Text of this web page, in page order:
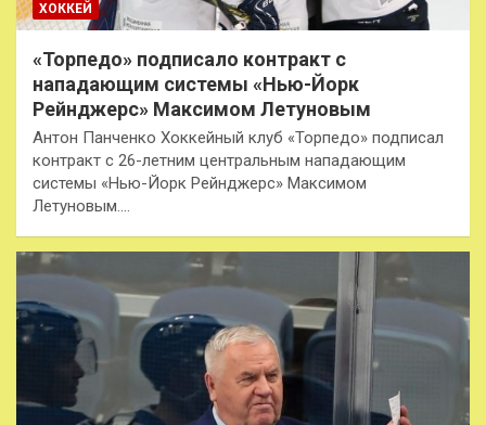
ХОККЕЙ
«Торпедо» подписало контракт c
нападающим системы «Нью-Йорк
Рейнджерс» Максимом Летуновым
Антон Панченко Хоккейный клуб «Торпедо» подписал
контракт c 26-летним центральным нападающим
системы «Нью-Йорк Рейнджерс» Максимом
Летуновым.…